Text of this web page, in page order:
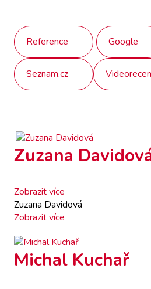
Reference Google
Seznam.cz
Zuzana
Zobrazit více
Zuzana Davidová
Zobrazit více
Michal Kuchař